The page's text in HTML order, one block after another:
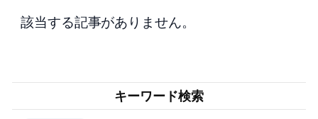
該当する記事がありません。
キーワード検索